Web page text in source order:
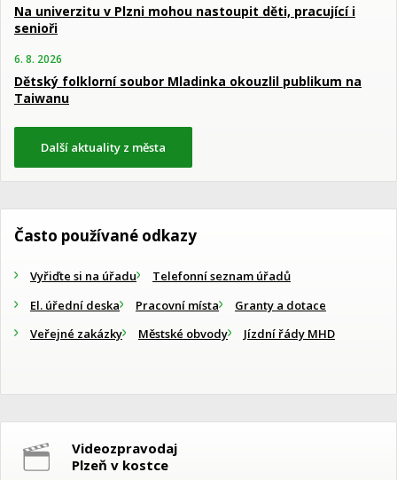
Na univerzitu v Plzni mohou nastoupit děti, pracující i
senioři
6. 8. 2026
Dětský folklorní soubor Mladinka okouzlil publikum na
Taiwanu
Další aktuality z města
Často používané odkazy
Vyřiďte si na úřadu
Telefonní seznam úřadů
El. úřední deska
Pracovní místa
Granty a dotace
Veřejné zakázky
Městské obvody Jízdní řády MHD
Videozpravodaj
Plzeň v kostce